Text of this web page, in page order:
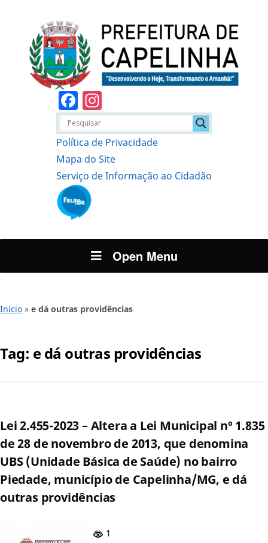
Facebook
Política de Privacidade
Mapa do Site
Serviço de Informação ao Cidadão
Open Menu
Início » e dá outras providências
Tag: e dá outras providências
Lei 2.455-2023 – Altera a Lei Municipal nº 1.835
de 28 de novembro de 2013, que denomina
UBS (Unidade Básica de Saúde) no bairro
Piedade, município de Capelinha/MG, e dá
outras providências
1